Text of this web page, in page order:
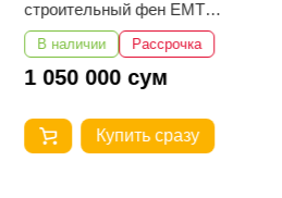
строительный фен EMTOP
EHGN200318
В наличии Рассрочка
1 050 000 сум
Купить сразу